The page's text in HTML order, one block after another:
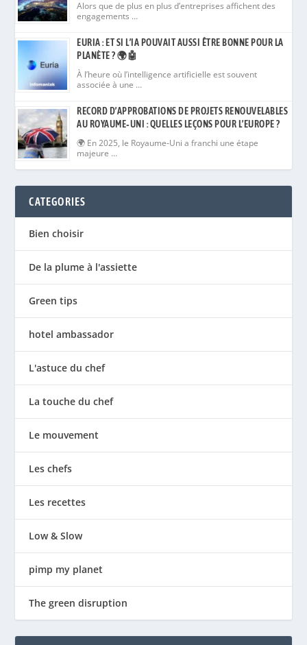
Alors que de plus en plus d’entreprises affichent des
engagements …
EURIA : ET SI L’IA POUVAIT AUSSI ÊTRE BONNE POUR LA
PLANÈTE ? 🌍🤖
À l’heure où l’intelligence artificielle est souvent
associée à une …
RECORD D’APPROBATIONS DE PROJETS RENOUVELABLES
AU ROYAUME‑UNI : QUELLES LEÇONS POUR L’EUROPE ?
🌍 En 2025, le Royaume‑Uni a franchi une étape
majeure …
CATEGORIES
Bien choisir
De la plume à l'assiette
Green tips
hotel ambassador
L'astuce du chef
La touche du chef
Le mouvement
Les chefs
Les recettes
Low & Slow
pimp my planet
The green disruption